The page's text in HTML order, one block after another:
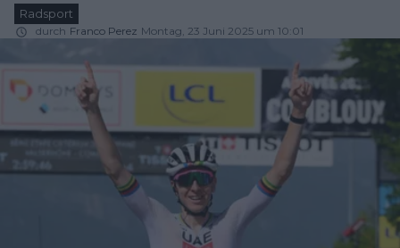
Radsport
durch Franco Perez Montag, 23 Juni 2025 um 10:01